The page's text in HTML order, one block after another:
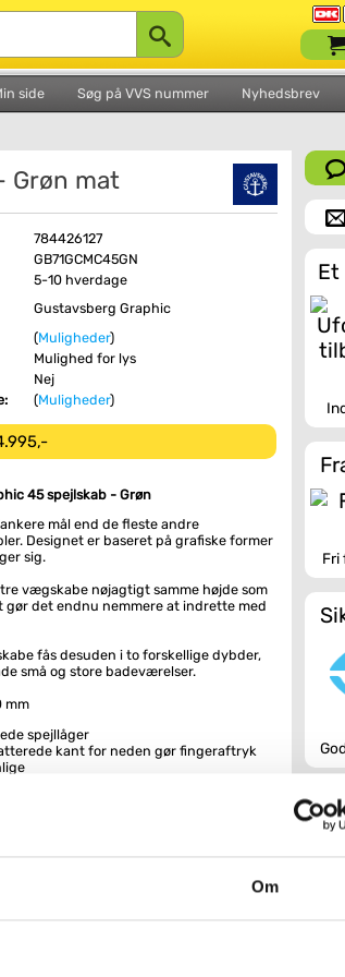
Om
side Søg på VVS nummer Nyhedsbrev
Grøn mat
784426127
GB71GCMC45GN
5-10 hverdage
Gustavsberg Graphic
(Muligheder)
Mulighed for lys
Nej
(Muligheder)
45 spejlskab - Grøn
mål end de fleste andre
Designet er baseret på grafiske former
sig.
vægskabe nøjagtigt samme højde som
gør det endnu nemmere at indrette med
fås desuden i to forskellige dybder,
små og store badeværelser.
mm
spejllåger
kant for neden gør fingeraftryk
kan hurtigt og enkelt
væggen
Fri